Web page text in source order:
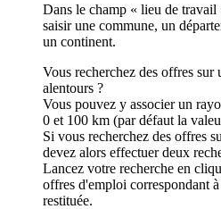
Dans le champ « lieu de
saisir une commune, un
un continent.
Vous recherchez des offres sur
alentours ?
Vous pouvez y associer un
0 et 100 km (par défaut la
Si vous recherchez des offres
devez alors effectuer deux
Lancez votre recherche en
offres d'emploi correspondant
restituée.